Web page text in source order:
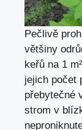
Pečlivě
většiny
keřů na 1
jejich počet
přebytečné
strom v